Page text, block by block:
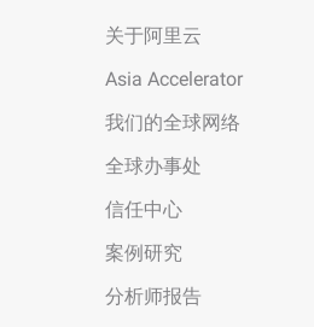
关于阿里云
Asia Accelerator
我们的全球网络
全球办事处
信任中心
案例研究
分析师报告